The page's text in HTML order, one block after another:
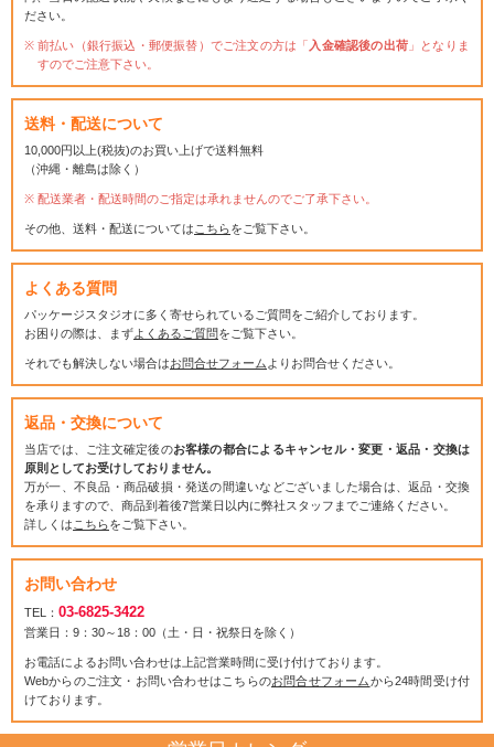
ださい。
前払い（銀行振込・郵便振替）でご注文の方は「 入金確認後の出荷 」となりま
すのでご注意下さい。
送料・配送について
10,000円以上(税抜)のお買い上げで送料無料
（沖縄・離島は除く）
配送業者・配送時間のご指定は承れませんのでご了承下さい。
その他、送料・配送については こちらをご覧下さい。
よくある質問
パッケージスタジオに多く寄せられているご質問をご紹介しております。
お困りの際は、まずよくあるご質問をご覧下さい。
それでも解決しない場合はお問合せフォーム よりお問合せください。
返品・交換について
当店では、ご注文確定後のお客様の都合によるキャンセル・変更・返品・交換は
原則としてお受けしておりません。
万が一、不良品・商品破損・発送の間違いなどございました場合は、返品・交換
を承りますので、商品到着後7営業日以内に弊社スタッフまでご連絡ください。
詳しくは こちらをご覧下さい。
お問い合わせ
TEL： 03-6825-3422
営業日：9：30～18：00（土・日・祝祭日を除く）
お電話によるお問い合わせは上記営業時間に受け付けております。
Webからのご注文・お問い合わせはこちらのお問合せフォームから24時間受け付
けております。